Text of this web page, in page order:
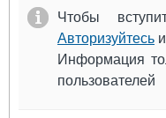
Чтобы
Авторизуйтесь
Информация
пользователей